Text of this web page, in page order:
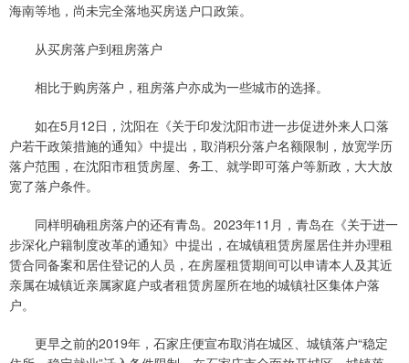
海南等地，尚未完全落地买房送户口政策。
从买房落户到租房落户
相比于购房落户，租房落户亦成为一些城市的选择。
如在5月12日，沈阳在《关于印发沈阳市进一步促进外来人口落
户若干政策措施的通知》中提出，取消积分落户名额限制，放宽学历
落户范围，在沈阳市租赁房屋、务工、就学即可落户等新政，大大放
宽了落户条件。
同样明确租房落户的还有青岛。2023年11月，青岛在《关于进一
步深化户籍制度改革的通知》中提出，在城镇租赁房屋居住并办理租
赁合同备案和居住登记的人员，在房屋租赁期间可以申请本人及其近
亲属在城镇近亲属家庭户或者租赁房屋所在地的城镇社区集体户落
户。
更早之前的2019年，石家庄便宣布取消在城区、城镇落户“稳定